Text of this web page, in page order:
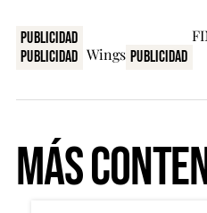
Publicidad
Publicidad
Publicidad
Más